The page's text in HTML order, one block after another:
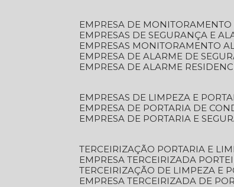
EMPRESA DE
EMPRESAS DE SEGURANÇA E
EMPRESAS MONITORAMENTO
EMPRESA DE ALARME DE
EMPRESA DE ALARME
EMPRESAS DE LIMPEZA E
EMPRESA DE PORTARIA DE
EMPRESA DE PORTARIA E
TERCEIRIZAÇÃO PORTARIA E
EMPRESA TERCEIRIZADA
TERCEIRIZAÇÃO DE LIMPEZA E
EMPRESA TERCEIRIZADA DE